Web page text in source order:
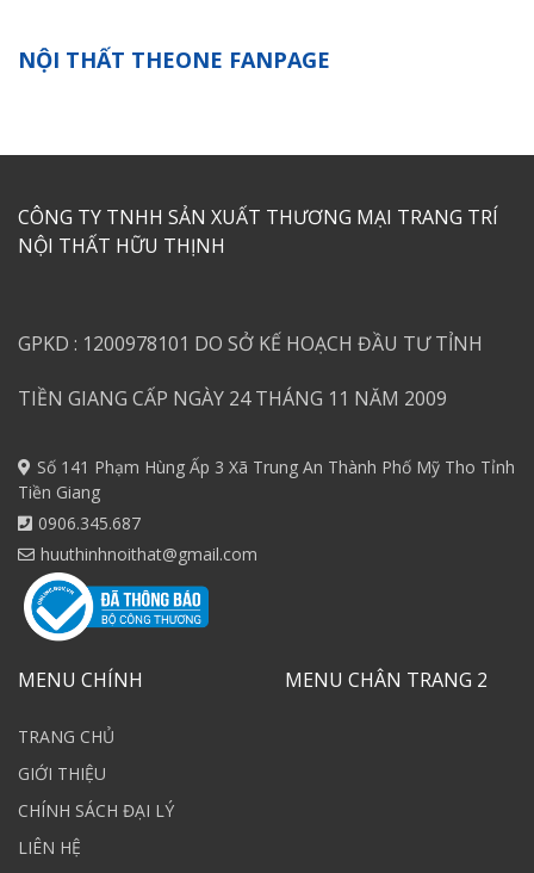
NỘI THẤT THEONE FANPAGE
CÔNG TY TNHH SẢN XUẤT THƯƠNG MẠI TRANG TRÍ
NỘI THẤT HỮU THỊNH
GPKD : 1200978101 DO SỞ KẾ HOẠCH ĐẦU TƯ TỈNH
TIỀN GIANG CẤP NGÀY 24 THÁNG 11 NĂM 2009
Số 141 Phạm Hùng Ấp 3 Xã Trung An Thành Phố Mỹ Tho Tỉnh
Tiền Giang
0906.345.687
huuthinhnoithat@gmail.com
MENU CHÍNH
TRANG CHỦ
GIỚI THIỆU
CHÍNH SÁCH ĐẠI LÝ
LIÊN HỆ
MENU CHÂN TRANG 2